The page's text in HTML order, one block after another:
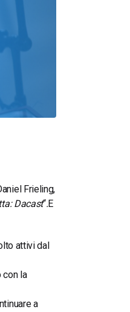
Frieling,
Dacast“.E
attivi dal
con la
a